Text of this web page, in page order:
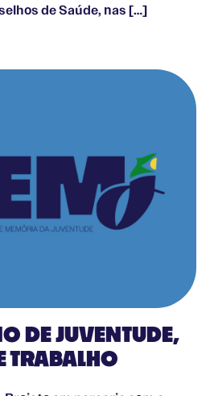
de Saúde, nas […]
DE JUVENTUDE,
TRABALHO